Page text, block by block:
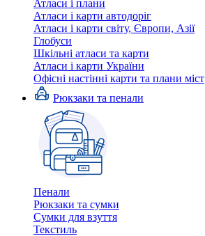
Атласи і плани
Атласи і карти автодоріг
Атласи і карти світу, Європи, Азії
Глобуси
Шкільні атласи та карти
Атласи і карти України
Офісні настінні карти та плани міст
Рюкзаки та пенали
Пенали
Рюкзаки та сумки
Сумки для взуття
Текстиль